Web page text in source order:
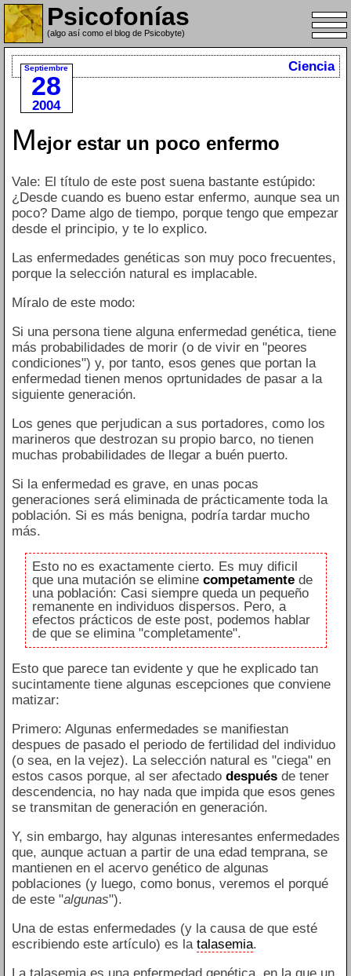
Psicofonías
(algo así como el blog de Psicobyte)
Septiembre
28
2004
Ciencia
Mejor estar un poco enfermo
Vale: El título de este post suena bastante estúpido:
¿Desde cuando es bueno estar enfermo, aunque sea un
poco? Dame algo de tiempo, porque tengo que empezar
desde el principio, y te lo explico.
Las enfermedades genéticas son muy poco frecuentes,
porque la selección natural es implacable.
Míralo de este modo:
Si una persona tiene alguna enfermedad genética, tiene
más probabilidades de morir (o de vivir en "peores
condiciones") y, por tanto, esos genes que portan la
enfermedad tienen menos oprtunidades de pasar a la
siguiente generación.
Los genes que perjudican a sus portadores, como los
marineros que destrozan su propio barco, no tienen
muchas probabilidades de llegar a buén puerto.
Si la enfermedad es grave, en unas pocas
generaciones será eliminada de prácticamente toda la
población. Si es más benigna, podría tardar mucho
más.
Esto no es exactamente cierto. Es muy dificil
que una mutación se elimine competamente de
una población: Casi siempre queda un pequeño
remanente en individuos dispersos. Pero, a
efectos prácticos de este post, podemos hablar
de que se elimina "completamente".
Esto que parece tan evidente y que he explicado tan
sucintamente tiene algunas escepciones que conviene
matizar:
Primero: Algunas enfermedades se manifiestan
despues de pasado el periodo de fertilidad del individuo
(o sea, en la vejez). La selección natural es "ciega" en
estos casos porque, al ser afectado despuésde tener
descendencia, no hay nada que impida que esos genes
se transmitan de generación en generación.
Y, sin embargo, hay algunas interesantes enfermedades
que, aunque actuan a partir de una edad temprana, se
mantienen en el acervo genético de algunas
poblaciones (y luego, como bonus, veremos el porqué
de este "algunas").
Una de estas enfermedades (y la causa de que esté
escribiendo este artículo) es la talasemia.
La talasemia es una enfermedad genética, en la que un